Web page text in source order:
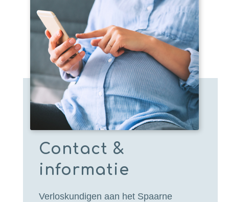
Contact &
informatie
Verloskundigen aan het Spaarne